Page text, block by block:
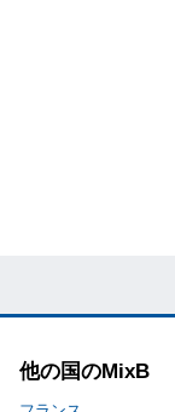
他の国のMixB